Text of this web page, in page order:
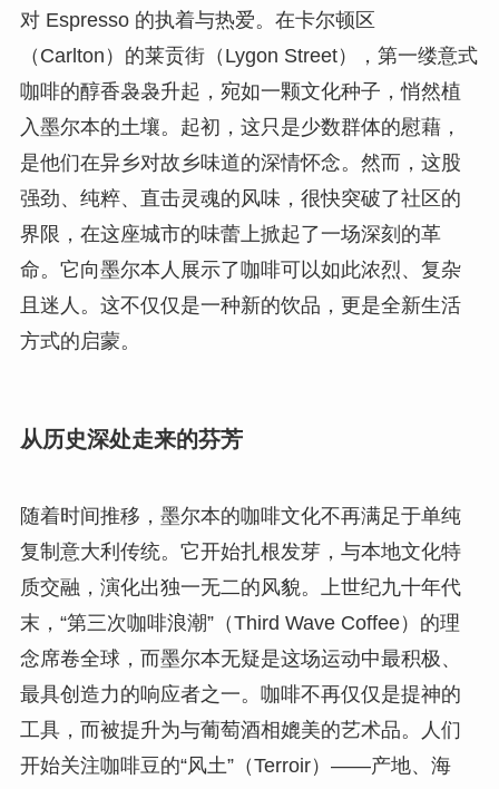
对 Espresso 的执着与热爱。在卡尔顿区
（Carlton）的莱贡街（Lygon Street），第一缕意式
咖啡的醇香袅袅升起，宛如一颗文化种子，悄然植
入墨尔本的土壤。起初，这只是少数群体的慰藉，
是他们在异乡对故乡味道的深情怀念。然而，这股
强劲、纯粹、直击灵魂的风味，很快突破了社区的
界限，在这座城市的味蕾上掀起了一场深刻的革
命。它向墨尔本人展示了咖啡可以如此浓烈、复杂
且迷人。这不仅仅是一种新的饮品，更是全新生活
方式的启蒙。
从历史深处走来的芬芳
随着时间推移，墨尔本的咖啡文化不再满足于单纯
复制意大利传统。它开始扎根发芽，与本地文化特
质交融，演化出独一无二的风貌。上世纪九十年代
末，“第三次咖啡浪潮”（Third Wave Coffee）的理
念席卷全球，而墨尔本无疑是这场运动中最积极、
最具创造力的响应者之一。咖啡不再仅仅是提神的
工具，而被提升为与葡萄酒相媲美的艺术品。人们
开始关注咖啡豆的“风土”（Terroir）——产地、海